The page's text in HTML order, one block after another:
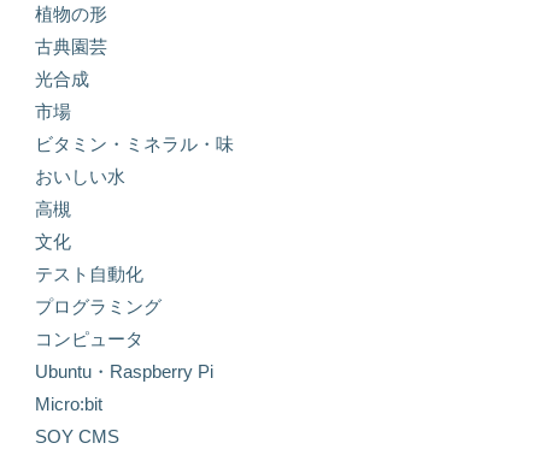
植物の形
古典園芸
光合成
市場
ビタミン・ミネラル・味
おいしい水
高槻
文化
テスト自動化
プログラミング
コンピュータ
Ubuntu・Raspberry Pi
Micro:bit
SOY CMS